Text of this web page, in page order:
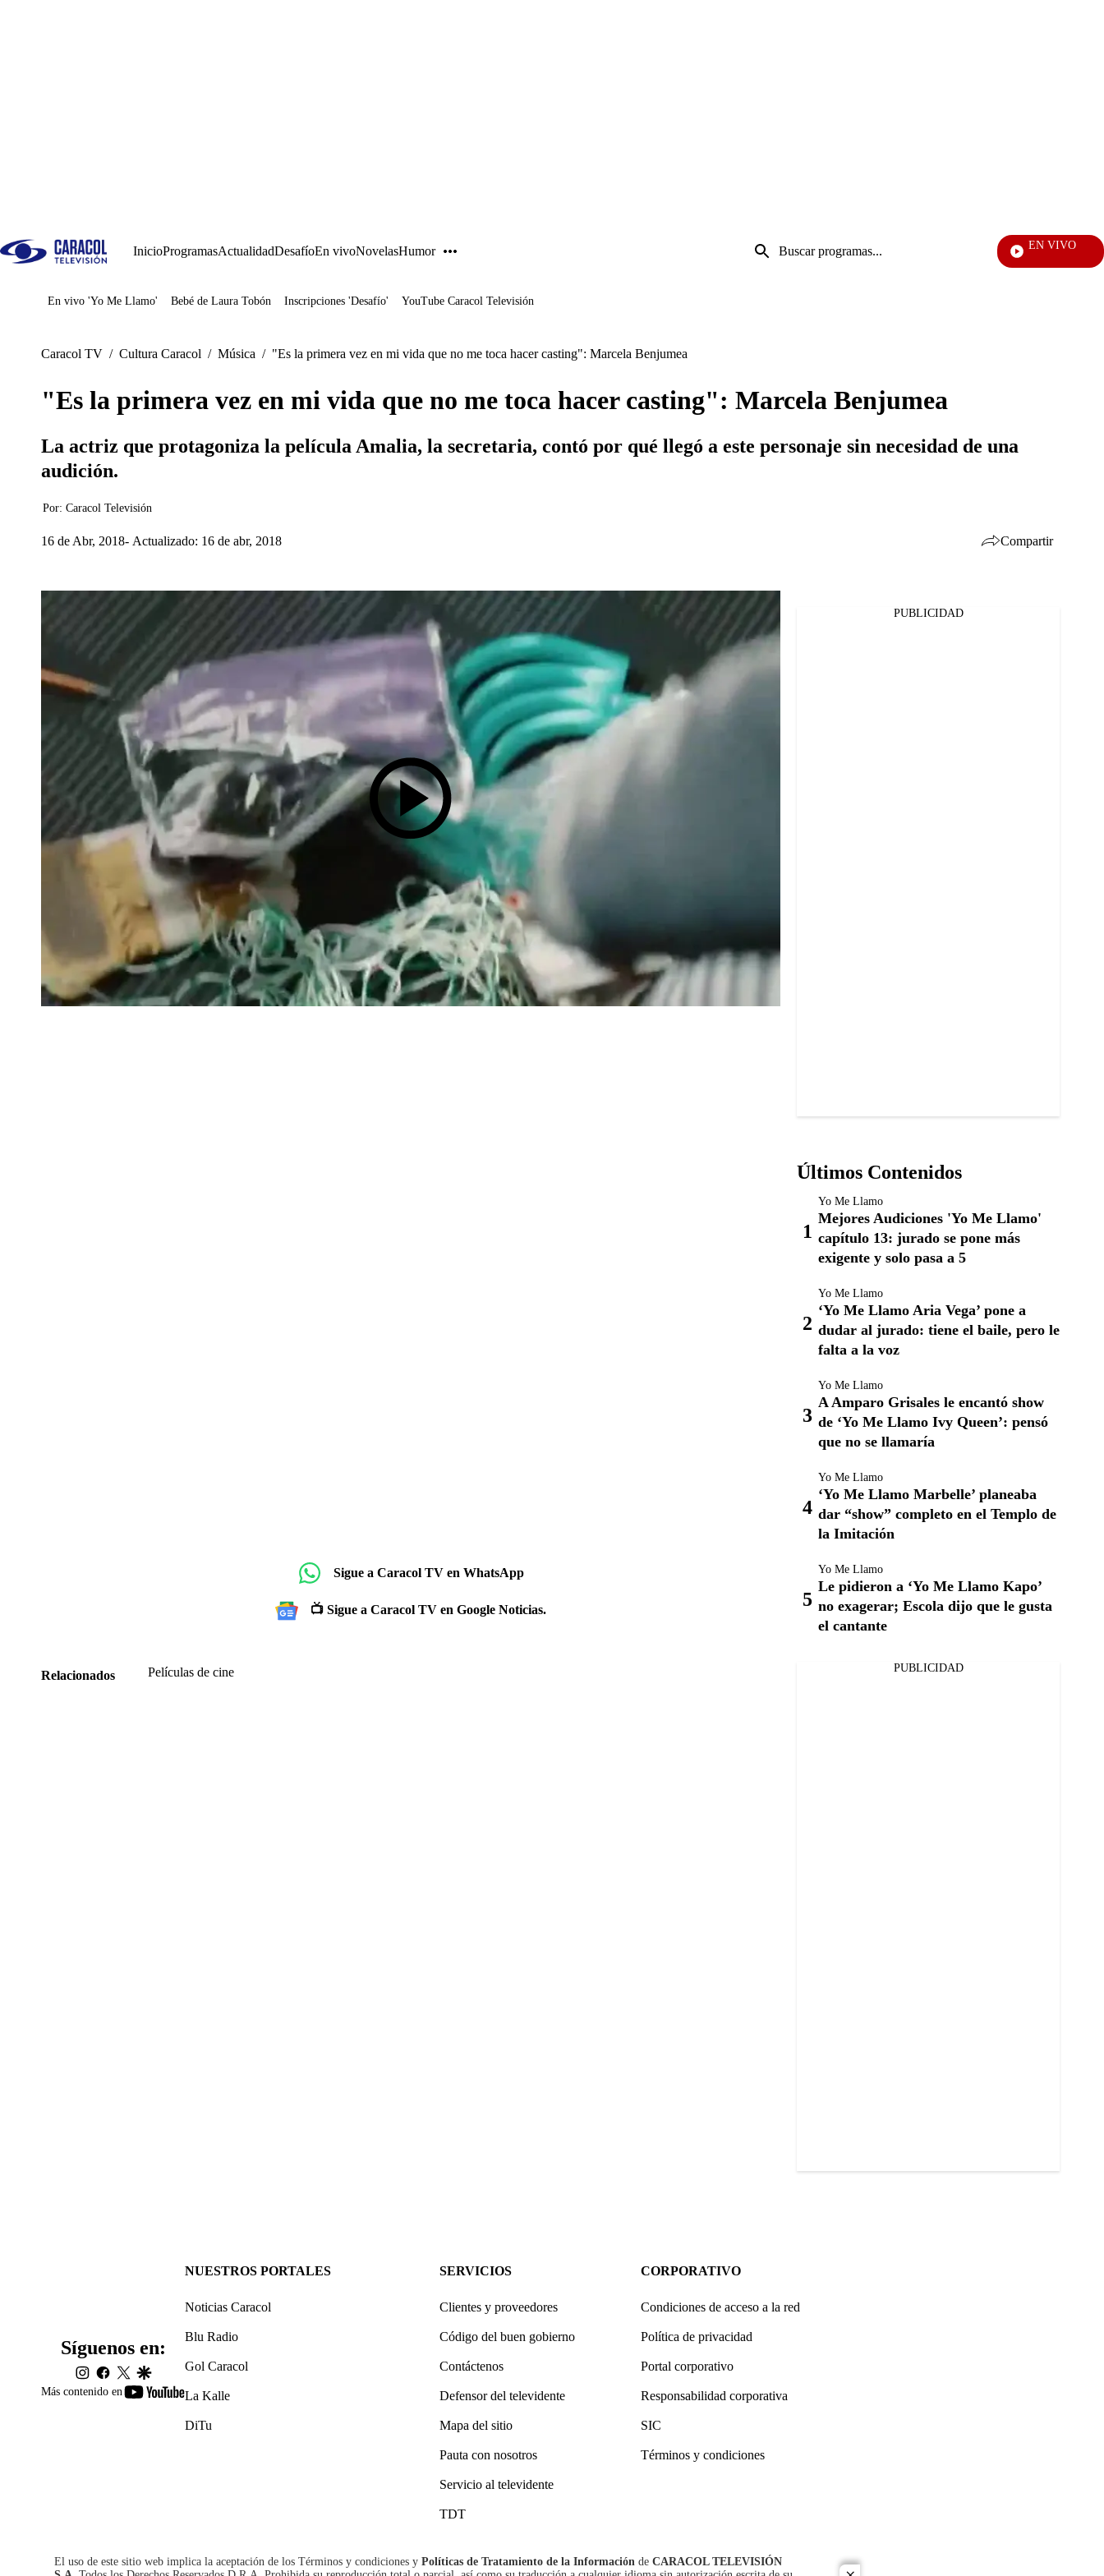
InicioProgramasActualidadDesafíoEn vivoNovelasHumor
Entrada
de
EN VIVO
Juegos
En vivo 'Yo Me Llamo' Bebé de Laura Tobón Inscripciones 'Desafío' YouTube Caracol Televisión
Caracol TV / Cultura Caracol / Música / "Es la primera vez en mi vida que no me toca hacer casting": Marcela Benjumea
"Es la primera vez en mi vida que no me toca hacer casting": Marcela Benjumea
La actriz que protagoniza la película Amalia, la secretaria, contó por qué llegó a este personaje sin necesidad de una
audición.
Por: Caracol Televisión
16 de Abr, 2018 Actualizado: 16 de abr, 2018 Compartir
Facebook
Sigue a Caracol TV en WhatsApp
📺 Sigue a Caracol TV en Google Noticias.
Relacionados Películas de cine
PUBLICIDAD
Últimos Contenidos
Yo Me Llamo
Mejores Audiciones 'Yo Me Llamo'
capítulo 13: jurado se pone más
exigente y solo pasa a 5
Yo Me Llamo
‘Yo Me Llamo Aria Vega’ pone a
dudar al jurado: tiene el baile, pero le
falta a la voz
Yo Me Llamo
A Amparo Grisales le encantó show
de ‘Yo Me Llamo Ivy Queen’: pensó
que no se llamaría
Yo Me Llamo
‘Yo Me Llamo Marbelle’ planeaba
dar “show” completo en el Templo de
la Imitación
Yo Me Llamo
Le pidieron a ‘Yo Me Llamo Kapo’
no exagerar; Escola dijo que le gusta
el cantante
PUBLICIDAD
Más contenido en
youtube-
Síguenos en:
instagram
facebook
twittergoogle
NUESTROS PORTALES
Noticias Caracol
Blu Radio
Gol Caracol
La Kalle
DiTu
SERVICIOS
Clientes y proveedores
Código del buen gobierno
Contáctenos
Defensor del televidente
Mapa del sitio
Pauta con nosotros
Servicio al televidente
TDT
CORPORATIVO
Condiciones de acceso a la red
Política de privacidad
Portal corporativo
Responsabilidad corporativa
SIC
Términos y condiciones
El uso de este sitio web implica la aceptación de los Términos y condiciones y Políticas de Tratamiento de la Información de CARACOL TELEVISIÓN